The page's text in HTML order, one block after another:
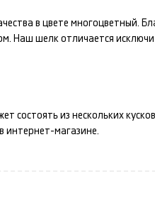
в цвете многоцветный.
Наш шелк отличается
состоять из нескольких
интернет-магазине.